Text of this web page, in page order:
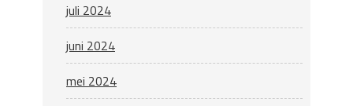
juli 2024
juni 2024
mei 2024